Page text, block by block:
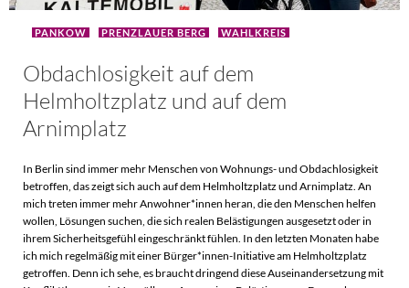
PANKOW PRENZLAUER BERG WAHLKREIS
Obdachlosigkeit auf dem
Helmholtzplatz und auf dem
Arnimplatz
In Berlin sind immer mehr Menschen von Wohnungs- und Obdachlosigkeit
betroffen, das zeigt sich auch auf dem Helmholtzplatz und Arnimplatz. An
mich treten immer mehr Anwohner*innen heran, die den Menschen helfen
wollen, Lösungen suchen, die sich realen Belästigungen ausgesetzt oder in
ihrem Sicherheitsgefühl eingeschränkt fühlen. In den letzten Monaten habe
ich mich regelmäßig mit einer Bürger*innen-Initiative am Helmholtzplatz
getroffen. Denn ich sehe, es braucht dringend diese Auseinandersetzung mit